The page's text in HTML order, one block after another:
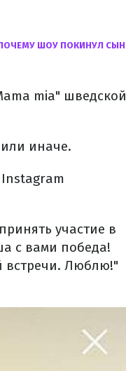
ШОУ ПОКИНУЛ СЫН
mia" шведской
иначе.
участие в
с вами победа!
встречи. Люблю!"